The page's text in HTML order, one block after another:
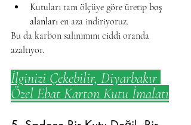
Kutuları tam ölçüye göre üretip boş
alanları en aza indiriyoruz.
Bu da karbon salınımını ciddi oranda
azaltıyor.
İlginizi Çekebilir, Diyarbakır
Özel Ebat Karton Kutu İmalatı